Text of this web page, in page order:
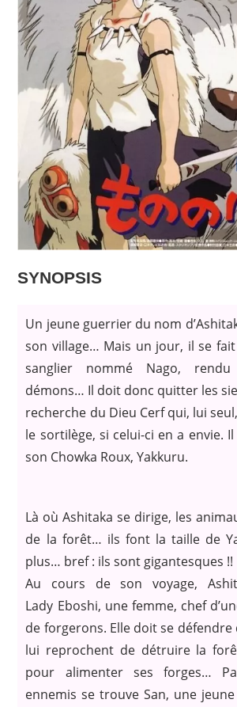
SYNOPSIS
Un jeune guerrier du nom
son village… Mais un jour, il se
sanglier nommé Nago,
démons… Il doit donc quitter les
recherche du Dieu Cerf qui, lui
le sortilège, si celui-ci en a envie.
son Chowka Roux, Yakkuru.
Là où Ashitaka se dirige, les
de la forêt… ils font la taille de
plus… bref : ils sont gigantesques !!
Au cours de son voyage,
Lady Eboshi, une femme, chef
de forgerons. Elle doit se
lui reprochent de détruire la
pour alimenter ses forges…
ennemis se trouve San, une